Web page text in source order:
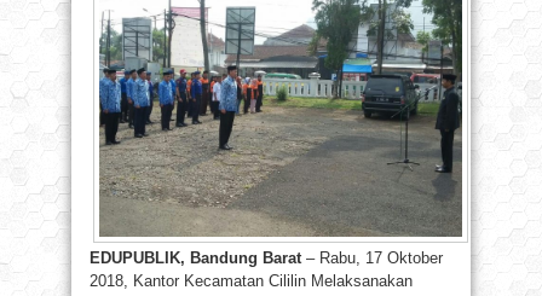
EDUPUBLIK, Bandung Barat– Rabu, 17 Oktober
2018, Kantor Kecamatan Cililin Melaksanakan